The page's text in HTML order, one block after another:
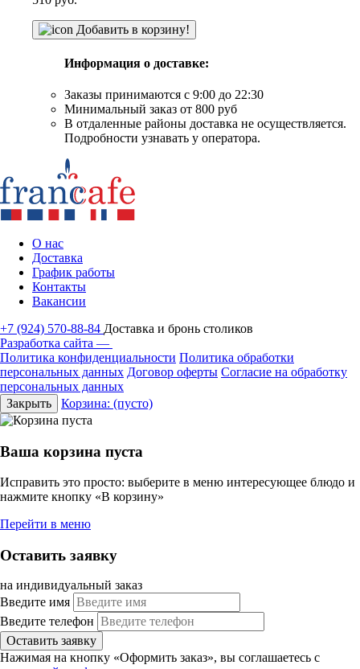
Добавить в корзину!
Информация о доставке:
Заказы принимаются с 9:00 до 22:30
Минимальный заказ от 800 руб
В отдаленные районы доставка не осуществляется.
Подробности узнавать у оператора.
О нас
Доставка
График работы
Контакты
Вакансии
+7 (924) 570-88-84 Доставка и бронь столиков
Разработка сайта —
Политика конфиденциальности Политика обработки
персональных данных Договор оферты Согласие на обработку
персональных данных
Закрыть
Корзина: (пусто)
Ваша корзина пуста
Исправить это просто: выберите в меню интересующее блюдо и
нажмите кнопку «В корзину»
Перейти в меню
Оставить заявку
на индивидуальный заказ
Введите имя
Введите телефон
Оставить заявку
Нажимая на кнопку «Оформить заказ», вы соглашаетесь с